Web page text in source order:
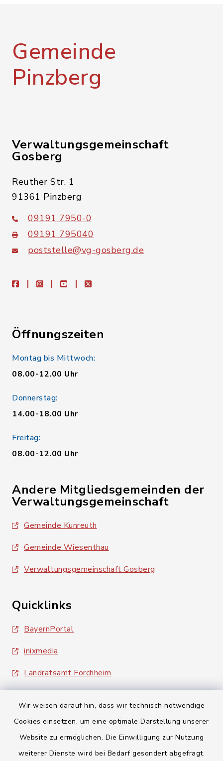
Wir weisen darauf hin, dass wir technisch notwendige
Cookies einsetzen, um eine optimale Darstellung unserer
Website zu ermöglichen. Die Einwilligung zur Nutzung
weiterer Dienste wird bei Bedarf gesondert abgefragt.
Gemeinde
Pinzberg
Verwaltungsgemeinschaft
Gosberg
Reuther Str. 1
91361 Pinzberg
09191 7950-0
09191 795040
poststelle@vg-gosberg.de
facebookinstagramyoutubeX
Öffnungszeiten
Montag bis Mittwoch:
08.00-12.00 Uhr
Donnerstag:
14.00-18.00 Uhr
Freitag:
08.00-12.00 Uhr
Andere Mitgliedsgemeinden der
Verwaltungsgemeinschaft
Gemeinde Kunreuth
Gemeinde Wiesenthau
Verwaltungsgemeinschaft Gosberg
Quicklinks
BayernPortal
inixmedia
Landratsamt Forchheim